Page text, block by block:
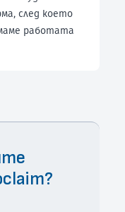
след което
работата